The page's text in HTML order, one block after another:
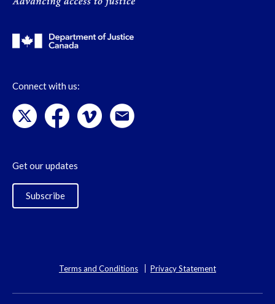
Connect with us:
Get our updates
Subscribe
Terms and Conditions Privacy Statement